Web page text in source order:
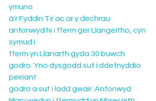
ymuno
â’r Fyddin Tir ac ar y dechrau
anfonwyd hi i fferm ger Llangeitho, cyn
symud i
fferm yn Llanarth gyda 30 buwch
godro. Yno dysgodd sut i ddefnyddio
peiriant
godro a sut i ladd gwair. Anfonwyd